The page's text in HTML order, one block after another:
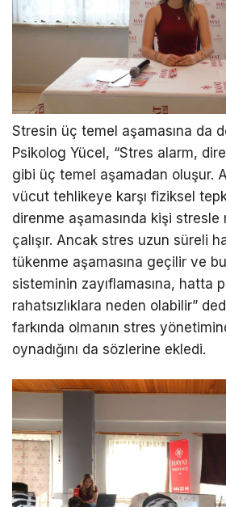
Stresin üç temel aşamasına da
Psikolog Yücel, “Stres alarm,
gibi üç temel aşamadan oluşur.
vücut tehlikeye karşı fiziksel
direnme aşamasında kişi
çalışır. Ancak stres uzun süreli
tükenme aşamasına geçilir ve bu
sisteminin zayıflamasına, hatta
rahatsızlıklara neden olabilir”
farkında olmanın stres
oynadığını da sözlerine ekledi.